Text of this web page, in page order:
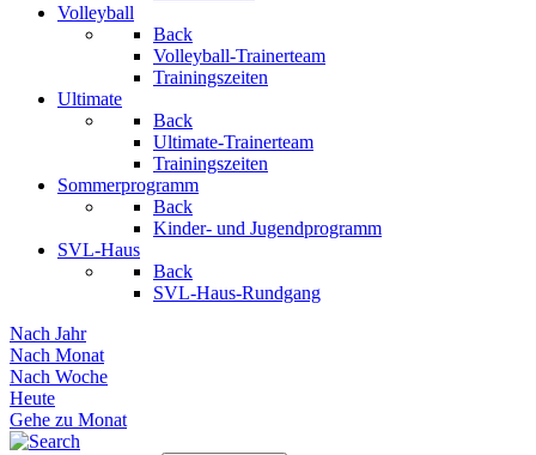
Volleyball
Back
Volleyball-Trainerteam
Trainingszeiten
Ultimate
Back
Ultimate-Trainerteam
Trainingszeiten
Sommerprogramm
Back
Kinder- und Jugendprogramm
SVL-Haus
Back
SVL-Haus-Rundgang
Nach Jahr
Nach Monat
Nach Woche
Heute
Gehe zu Monat